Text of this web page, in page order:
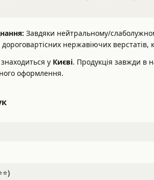
Завдяки нейтральному/
нержавіючих верстатів,
у Києві. Продукція завжди в
оформлення.